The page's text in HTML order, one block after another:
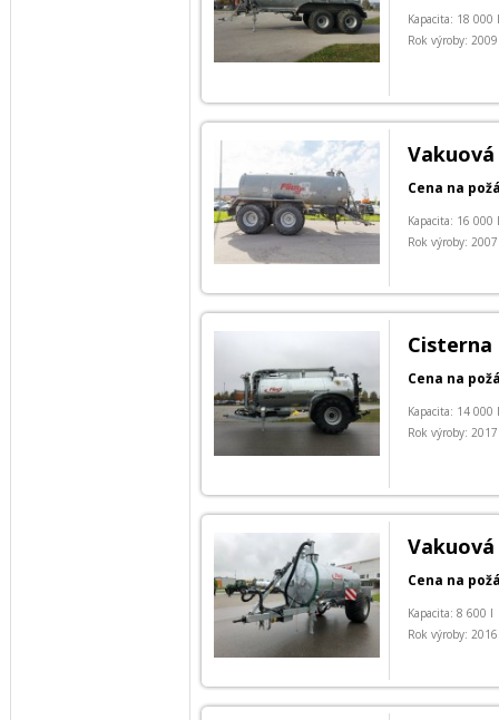
Kapacita: 18 000 l
Rok výroby: 2009
Vakuová
Cena na
Kapacita: 16 000 l
Rok výroby: 2007
Cisterna
Cena na
Kapacita: 14 000 l
Rok výroby: 2017
Vakuová
Cena na
Kapacita: 8 600 l
Rok výroby: 2016